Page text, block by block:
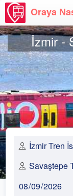
Oraya
İzmir -